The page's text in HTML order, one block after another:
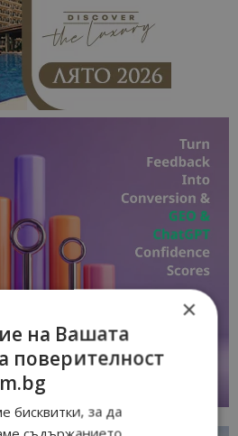
×
на Вашата
поверителност
бисквитки, за да